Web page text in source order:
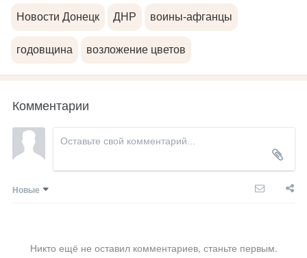
Новости Донецк ДНР воины-афганцы
годовщина возложение цветов
Комментарии
Новые
Никто ещё не оставил комментариев, станьте первым.